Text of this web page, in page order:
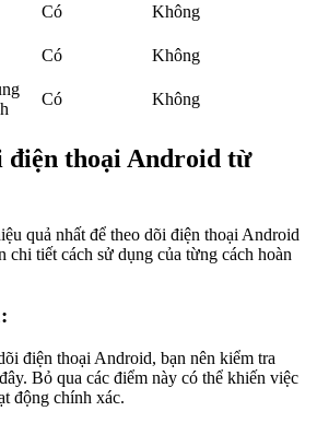
Có
Không
Có
Không
Có Không
điện thoại Android từ
quả nhất để theo dõi điện thoại Android
chi tiết cách sử dụng của từng cách hoàn
điện thoại Android, bạn nên kiểm tra
Bỏ qua các điểm này có thể khiến việc
động chính xác.